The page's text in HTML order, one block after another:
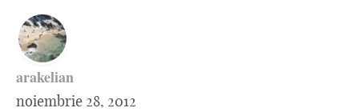
arakelian
noiembrie 28, 2012